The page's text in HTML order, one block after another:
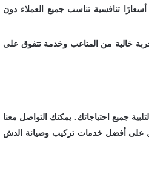
تنافسية تناسب جميع العملاء دون
خالية من المتاعب وخدمة تتفوق على
جميع احتياجاتك. يمكنك التواصل معنا
للحصول على أفضل خدمات تركيب وصيانة الدش